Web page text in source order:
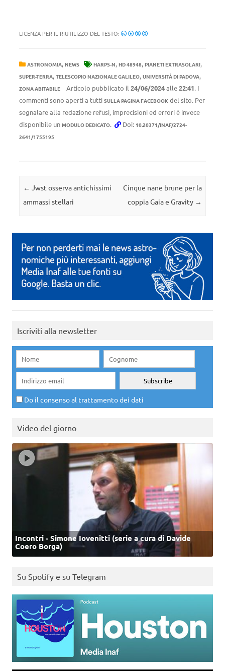
LICENZA PER IL RIUTILIZZO DEL TESTO:
ASTRONOMIA, NEWS HARPS-N, HD 48948, PIANETI EXTRASOLARI,
SUPER-TERRA, TELESCOPIO NAZIONALE GALILEO, UNIVERSITÀ DI PADOVA,
ZONA ABITABILE Articolo pubblicato il 24/06/2024alle22:41. I
commenti sono aperti a tutti SULLA PAGINA FACEBOOK del sito. Per
segnalare alla redazione refusi, imprecisioni ed errori è invece
disponibile un MODULO DEDICATO. Doi: 10.20371/INAF/2724-
2641/1755195
Navigazione articolo
← Jwst osserva antichissimi
ammassi stellari
Cinque nane brune per la
coppia Gaia e Gravity →
Iscriviti alla newsletter
Do il consenso al trattamento dei dati
Video del giorno
Incontri - Simone Iovenitti (serie a cura di Davide
Coero Borga)
Su Spotify e su Telegram